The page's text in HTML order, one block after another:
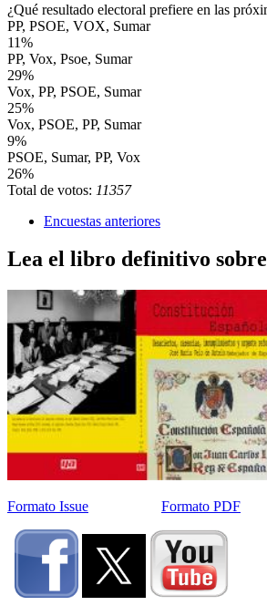
¿Qué resultado electoral prefiere en las
PP, PSOE, VOX, Sumar
11%
PP, Vox, Psoe, Sumar
29%
Vox, PP, PSOE, Sumar
25%
Vox, PSOE, PP, Sumar
9%
PSOE, Sumar, PP, Vox
26%
Total de votos: 11357
Encuestas anteriores
Lea el libro definitivo
Formato Issue Formato PDF